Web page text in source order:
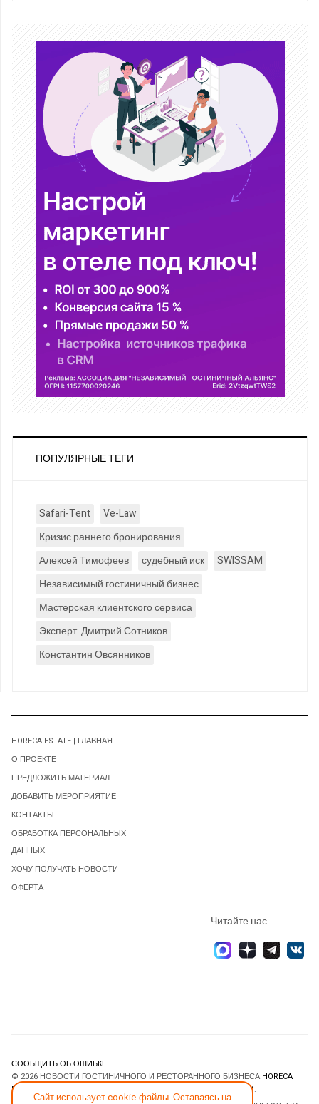
ПОПУЛЯРНЫЕ ТЕГИ
Safari-Tent
Ve-Law
Кризис раннего бронирования
Алексей Тимофеев
судебный иск
SWISSAM
Независимый гостиничный бизнес
Мастерская клиентского сервиса
Эксперт: Дмитрий Сотников
Константин Овсянников
Сайт использует cookie-файлы. Оставаясь на
HORECA ESTATE | ГЛАВНАЯ
О ПРОЕКТЕ
ПРЕДЛОЖИТЬ МАТЕРИАЛ
ДОБАВИТЬ МЕРОПРИЯТИЕ
КОНТАКТЫ
ОБРАБОТКА ПЕРСОНАЛЬНЫХ
ДАННЫХ
ХОЧУ ПОЛУЧАТЬ НОВОСТИ
ОФЕРТА
Читайте нас:
СООБЩИТЬ ОБ ОШИБКЕ
© 2026 НОВОСТИ ГОСТИНИЧНОГО И РЕСТОРАННОГО БИЗНЕСА HORECA
ESTATE
JOOMLART.COM.